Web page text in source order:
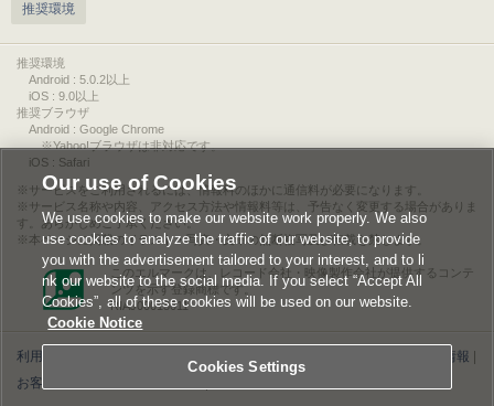
推奨環境
推奨環境
Android : 5.0.2以上
iOS : 9.0以上
推奨ブラウザ
Android : Google Chrome
※Yahoo!ブラウザは非対応です。
iOS : Safari
サービスをご利用されるには、情報料のほかに通信料が必要になります。
サービス名称や内容、アクセス方法や情報料等は、予告なく変更する場合がありま
す。あらかじめご了承ください。
本ページに掲載のイラスト・写真・文章の無断複写及び転載を禁じます。
このエルマークは、レコード会社・映像製作会社が提供するコンテ
ンツを示す登録商標です。
RIAJ00013011
利用規約 ライセンス情報
お客様情報の外部送信について
Our use of Cookies
We use cookies to make our website work properly. We also
use cookies to analyze the traffic of our website, to provide
you with the advertisement tailored to your interest, and to li
nk our website to the social media. If you select “Accept All
Cookies”, all of these cookies will be used on our website.
Cookie Notice
Cookies Settings